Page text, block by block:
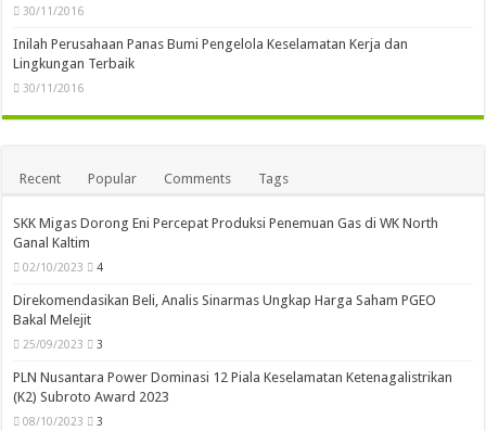
30/11/2016
Inilah Perusahaan Panas Bumi Pengelola Keselamatan Kerja dan
Lingkungan Terbaik
30/11/2016
Recent Popular Comments Tags
SKK Migas Dorong Eni Percepat Produksi Penemuan Gas di WK North
Ganal Kaltim
02/10/2023 4
Direkomendasikan Beli, Analis Sinarmas Ungkap Harga Saham PGEO
Bakal Melejit
25/09/2023 3
PLN Nusantara Power Dominasi 12 Piala Keselamatan Ketenagalistrikan
(K2) Subroto Award 2023
08/10/2023 3